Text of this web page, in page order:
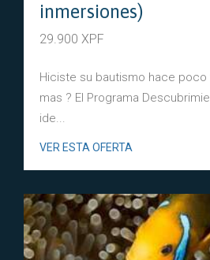
inmersiones)
29.900 XPF
Hiciste su bautismo hace
mas ? El Programa
ide...
VER ESTA OFERTA